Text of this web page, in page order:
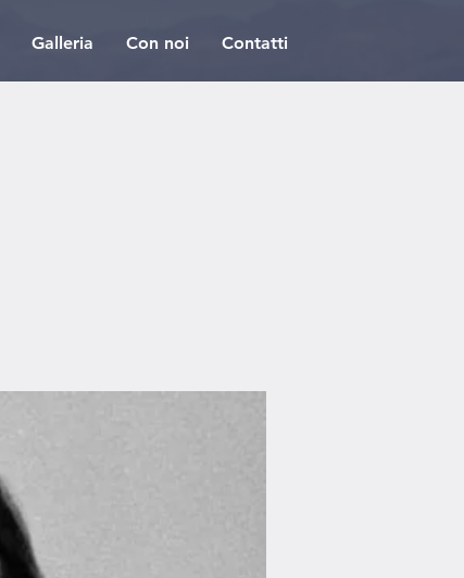
Galleria Con noi Contatti